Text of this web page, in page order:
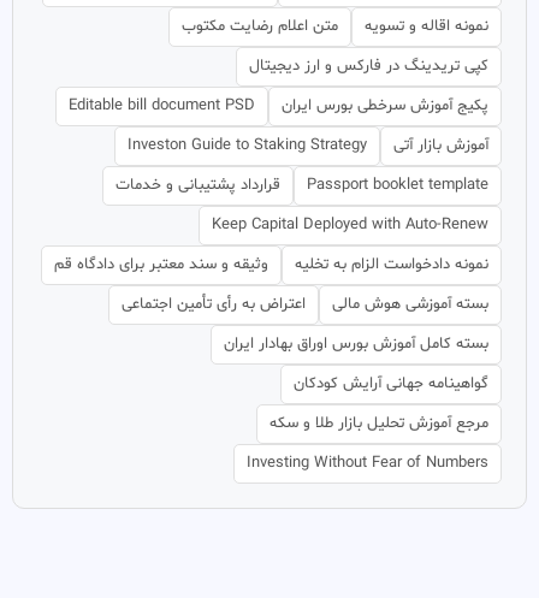
نمونه اقاله و تسویه
متن اعلام رضایت مکتوب
کپی تریدینگ در فارکس و ارز دیجیتال
پکیج آموزش سرخطی بورس ایران
Editable bill document PSD
آموزش بازار آتی
Investon Guide to Staking Strategy
Passport booklet template
قرارداد پشتیبانی و خدمات
Keep Capital Deployed with Auto-Renew
نمونه دادخواست الزام به تخلیه
وثیقه و سند معتبر برای دادگاه قم
بسته آموزشی هوش مالی
اعتراض به رأی تأمین اجتماعی
بسته کامل آموزش بورس اوراق بهادار ایران
گواهینامه جهانی آرایش کودکان
مرجع آموزش تحلیل بازار طلا و سکه
Investing Without Fear of Numbers